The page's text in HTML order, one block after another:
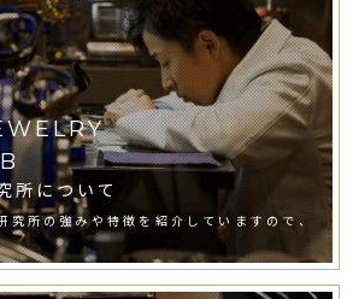
所について
究所の強みや特徴を紹介していますので、